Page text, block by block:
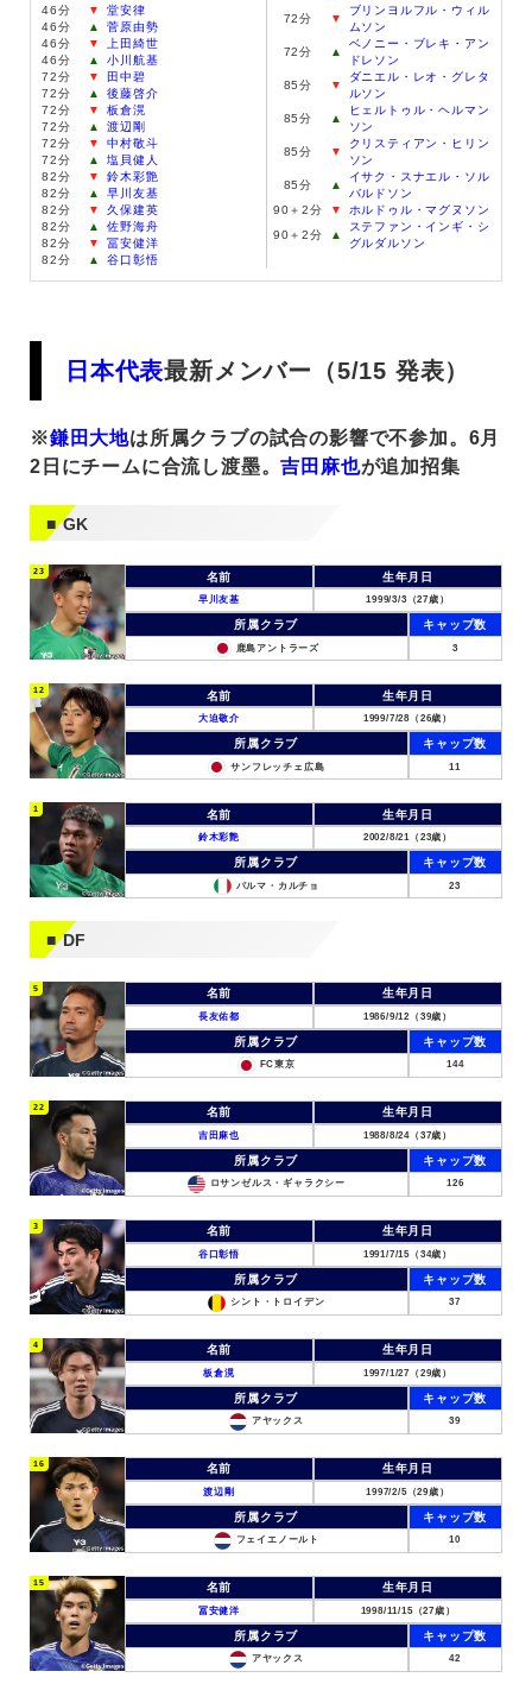
46分 ▼
堂安律
46分
▲
菅原由勢
46分
▼
上田綺世
46分
▲
小川航基
72分
▼
田中碧
72分
▲
後藤啓介
72分
▼
板倉滉
72分
▲
渡辺剛
72分
▼
中村敬斗
72分
▲
塩貝健人
82分
▼
鈴木彩艶
82分
▲
早川友基
82分
▼
久保建英
82分
▲
佐野海舟
82分
▼
冨安健洋
82分
▲ 谷口彰悟
72分 ▼
ブリンヨルフル・ウィル
ムソン
72分
▲
ベノニー・ブレキ・アン
ドレソン
85分
▼
ダニエル・レオ・グレタ
ルソン
85分
▲
ヒェルトゥル・ヘルマン
ソン
85分
▼
クリスティアン・ヒリン
ソン
85分
▲
イサク・スナエル・ソル
バルドソン
90＋2分
▼
ホルドゥル・マグヌソン
90＋2分
▲
ステファン・インギ・シ
グルダルソン
日本代表最新メンバー（5/15 発表）
※鎌田大地は所属クラブの試合の影響で不参加。6月
2日にチームに合流し渡墨。吉田麻也が追加招集
GK
23 名前 生年月日
早川友基 1999/3/3（27歳）
所属クラブ キャップ数
鹿島アントラーズ 3
12 名前 生年月日
大迫敬介 1999/7/28（26歳）
所属クラブ キャップ数
サンフレッチェ広島 11
1 名前 生年月日
鈴木彩艶 2002/8/21（23歳）
所属クラブ キャップ数
パルマ・カルチョ 23
DF
5 名前 生年月日
長友佑都 1986/9/12（39歳）
所属クラブ キャップ数
FC東京 144
22 名前 生年月日
吉田麻也 1988/8/24（37歳）
所属クラブ キャップ数
ロサンゼルス・ギャラクシー 126
3 名前 生年月日
谷口彰悟 1991/7/15（34歳）
所属クラブ キャップ数
シント・トロイデン 37
4 名前 生年月日
板倉滉 1997/1/27（29歳）
所属クラブ キャップ数
アヤックス 39
16 名前 生年月日
渡辺剛 1997/2/5（29歳）
所属クラブ キャップ数
フェイエノールト 10
15 名前 生年月日
冨安健洋 1998/11/15（27歳）
所属クラブ キャップ数
アヤックス 42